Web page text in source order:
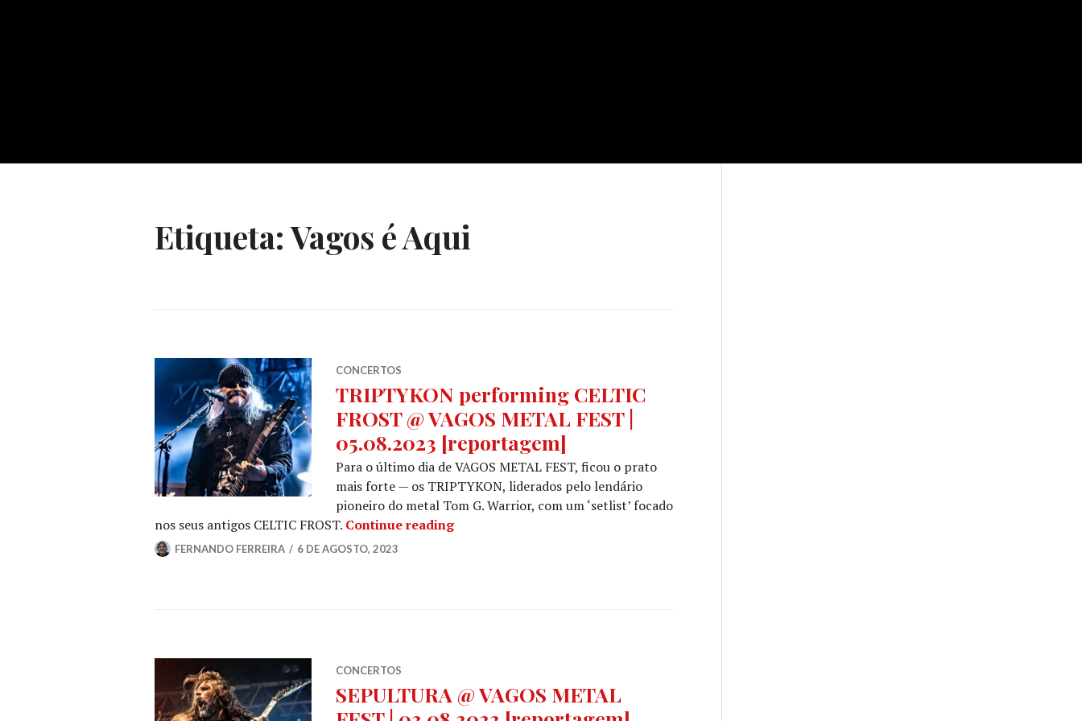
Etiqueta:Vagos é Aqui
CONCERTOS
TRIPTYKON performing CELTIC
FROST @ VAGOS METAL FEST |
05.08.2023 [reportagem]
Para o último dia de VAGOS METAL FEST, ficou o prato
mais forte — os TRIPTYKON, liderados pelo lendário
pioneiro do metal Tom G. Warrior, com um ‘setlist’ focado
nos seus antigos CELTIC FROST. Continue readingTRIPTYKON performing CELTIC FROST @ VAGOS METAL FEST | 05.08.2023 [reportagem]
FERNANDO FERREIRA 6 DE AGOSTO, 2023
CONCERTOS
SEPULTURA @ VAGOS METAL